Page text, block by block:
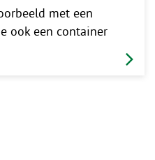
met een
ook een container